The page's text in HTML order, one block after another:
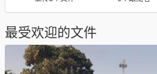
最受欢迎的文件